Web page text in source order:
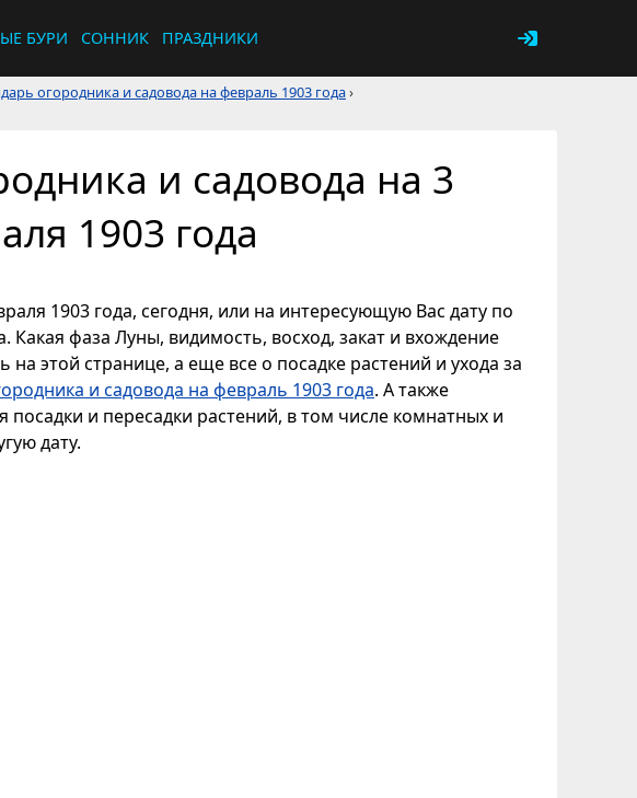
БУРИ СОННИК ПРАЗДНИКИ
огородника и садовода на февраль 1903 года›
и садовода на 3
1903 года
1903 года, сегодня, или на интересующую Вас дату по
Какая фаза Луны, видимость, восход, закат и вхождение
этой странице, а еще все о посадке растений и ухода за
и садовода на февраль 1903 года. А также
и пересадки растений, в том числе комнатных и
дату.